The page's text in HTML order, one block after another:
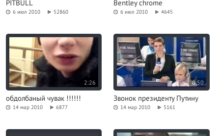
PITBULL
6 июл 2010 52860
Bentley chrome
6 июл 2010 4645
2:26
обдолбаный чувак !!!!!!
14 мар 2010 6877
0:50
Звонок президенту Путину
14 мар 2010 5161